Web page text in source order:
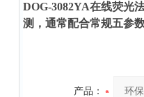
DOG-3082YA在线荧光
测，通常配合常规五参
产品：